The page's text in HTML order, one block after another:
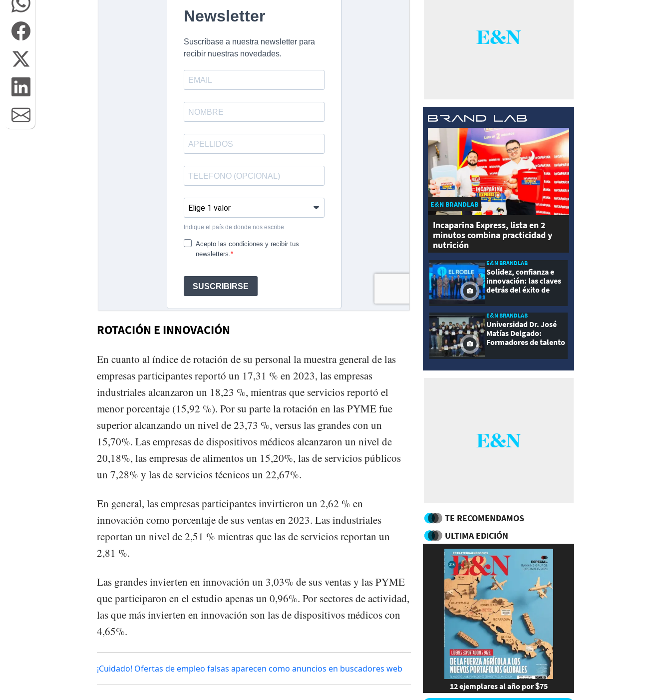
ROTACIÓN E INNOVACIÓN
En cuanto al índice de rotación de su personal la muestra general de las
empresas participantes reportó un 17,31 % en 2023, las empresas
industriales alcanzaron un 18,23 %, mientras que servicios reportó el
menor porcentaje (15,92 %). Por su parte la rotación en las PYME fue
superior alcanzando un nivel de 23,73 %, versus las grandes con un
15,70%. Las empresas de dispositivos médicos alcanzaron un nivel de
20,18%, las empresas de alimentos un 15,20%, las de servicios públicos
un 7,28% y las de servicios técnicos un 22,67%.
En general, las empresas participantes invirtieron un 2,62 % en
innovación como porcentaje de sus ventas en 2023. Las industriales
reportan un nivel de 2,51 % mientras que las de servicios reportan un
2,81 %.
Las grandes invierten en innovación un 3,03% de sus ventas y las PYME
que participaron en el estudio apenas un 0,96%. Por sectores de actividad,
las que más invierten en innovación son las de dispositivos médicos con
4,65%.
¡Cuidado! Ofertas de empleo falsas aparecen como anuncios en buscadores web
E&N BRANDLAB
Incaparina Express, lista en 2
minutos combina practicidad y
nutrición
E&N BRANDLAB
Solidez, confianza e
innovación: las claves
detrás del éxito de
E&N BRANDLAB
Universidad Dr. José
Matías Delgado:
Formadores de talento
TE RECOMENDAMOS
ULTIMA EDICIÓN
12 ejemplares al año por $75